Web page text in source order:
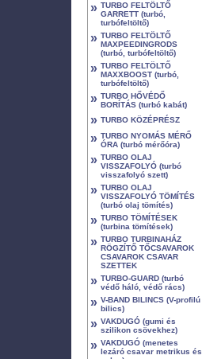
» TURBO FELTÖLTŐ
GARRETT (turbó,
turbófeltöltő)
» TURBO FELTÖLTŐ
MAXPEEDINGRODS
(turbó, turbófeltöltő)
» TURBO FELTÖLTŐ
MAXXBOOST (turbó,
turbófeltöltő)
» TURBO HŐVÉDŐ
BORÍTÁS (turbó kabát)
» TURBO KÖZÉPRÉSZ
» TURBO NYOMÁS MÉRŐ
ÓRA (turbó mérőóra)
» TURBO OLAJ
VISSZAFOLYÓ (turbó
visszafolyó szett)
» TURBO OLAJ
VISSZAFOLYÓ TÖMÍTÉS
(turbó olaj tömítés)
» TURBO TÖMÍTÉSEK
(turbina tömítések)
» TURBO TURBINAHÁZ
RÖGZÍTŐ TŐCSAVAROK
CSAVAROK CSAVAR
SZETTEK
» TURBO-GUARD (turbó
védő háló, védő rács)
» V-BAND BILINCS (V-profilú
bilics)
» VAKDUGÓ (gumi és
szilikon csövekhez)
» VAKDUGÓ (menetes
lezáró csavar metrikus és